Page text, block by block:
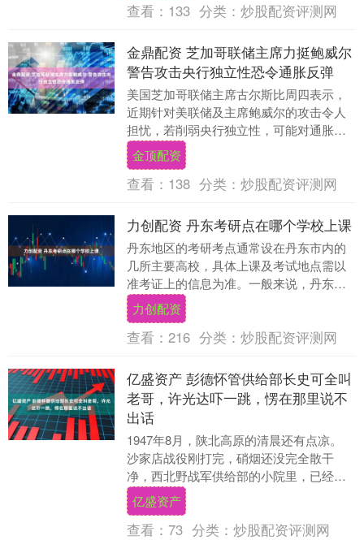
查看： 133 分类： 炒股配资评测网
金鼎配资 芝加哥联储主席力挺鲍威尔
警告攻击央行独立性恐令通胀反弹
美国芝加哥联储主席古尔斯比周四表示，
近期针对美联储及主席鲍威尔的攻击令人
担忧，若削弱央行独立性，可能对通胀前
景造成不利影响。他还指出，鉴于有充分
迹象显示就业市场....
金顶配资
查看： 138 分类： 炒股配资评测网
力创配资 丹东考研点在哪个学校上课
丹东地区的考研考点通常设在丹东市内的
几所主要高校，具体上课及考试地点需以
准考证上的信息为准。一般来说，丹东市
的教育考试中心会根据报名情况，在辽宁
机电职业技术学院....
力创配资
查看： 216 分类： 炒股配资评测网
亿盛资产 彭德怀管供给部长史可全叫
老哥，许光达吓一跳，愣在那里说不
出话
1947年8月，陕北高原的清晨还有点凉。
沙家店战役刚打完，硝烟还没完全散干
净，西北野战军供给部的小院里，已经飘
起了黑豆的香味。 刚到任的许光达将军正
站在窑洞门....
亿盛资产
查看： 73 分类： 炒股配资评测网